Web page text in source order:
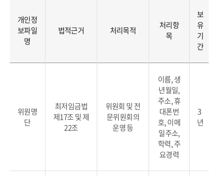
개인정
보파일
명
법적근거 처리목적
처리항
목
보
유
기
간
위원명
단
최저임금법
제17조 및 제
22조
위원회 및 전
문위원회의
운영 등
이름, 생
년월일,
주소, 휴
대폰번
호, 이메
일주소,
학력, 주
요경력
3
년